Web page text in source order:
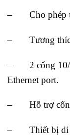
– Cho phép
– Tương thích
– 2 cổng 10/
Ethernet port.
– Hỗ trợ cổng
– Thiết bị di